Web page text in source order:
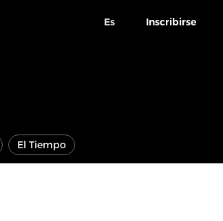
Es Inscribirse
El Tiempo